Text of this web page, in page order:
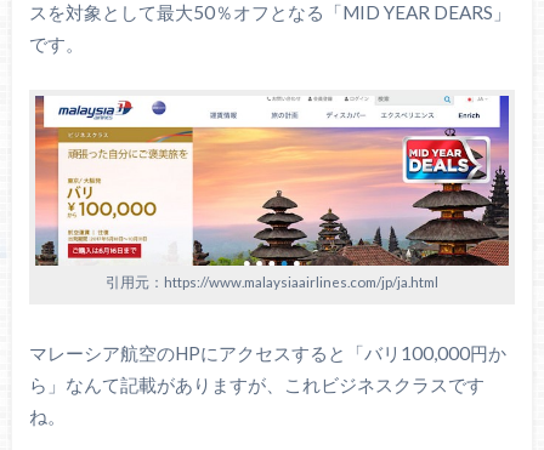
スを対象として最大50％オフとなる「MID YEAR DEARS」
です。
引用元：https://www.malaysiaairlines.com/jp/ja.html
マレーシア航空のHPにアクセスすると「バリ100,000円か
ら」なんて記載がありますが、これビジネスクラスです
ね。